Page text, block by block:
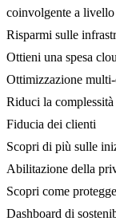
coinvolgente a
Risparmi sulle
Ottieni una spesa
Ottimizzazione
Riduci la
Fiducia dei clienti
Scopri di più sulle
Abilitazione della
Scopri come
Dashboard di